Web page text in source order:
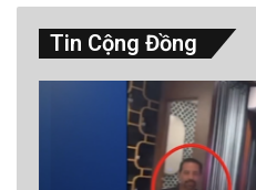
Tin Cộng Đồng